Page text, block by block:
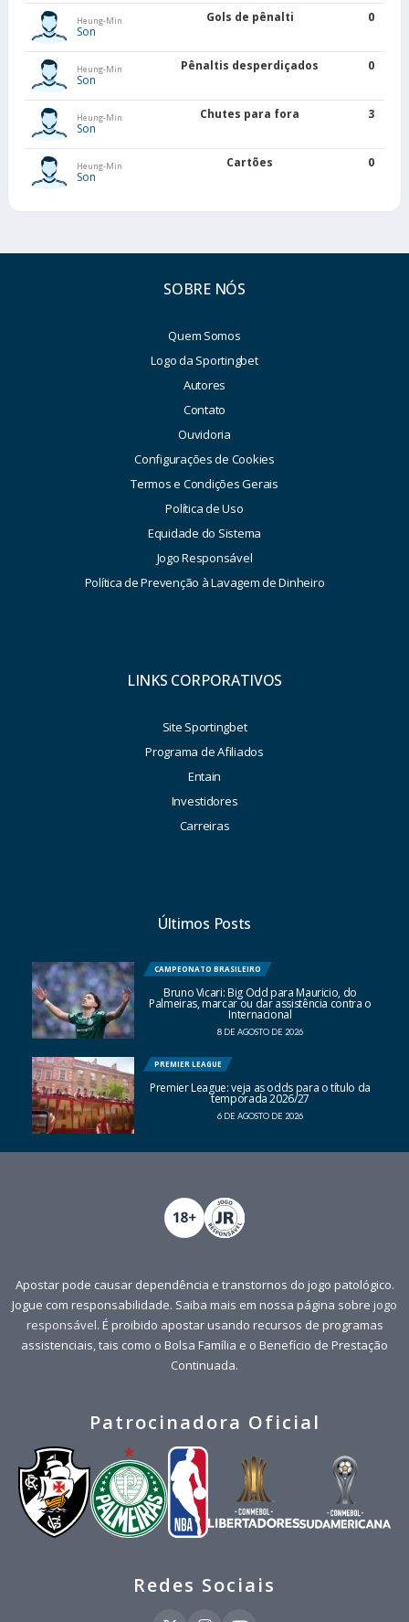
Heung-Min
Son
Gols de pênalti 0
Heung-Min
Son
Pênaltis desperdiçados 0
Heung-Min
Son
Chutes para fora 3
Heung-Min
Son
Cartões 0
SOBRE NÓS
Quem Somos
Logo da Sportingbet
Autores
Contato
Ouvidoria
Configurações de Cookies
Termos e Condições Gerais
Política de Uso
Equidade do Sistema
Jogo Responsável
Política de Prevenção à Lavagem de Dinheiro
LINKS CORPORATIVOS
Site Sportingbet
Programa de Afiliados
Entain
Investidores
Carreiras
Últimos Posts
CAMPEONATO BRASILEIRO
Bruno Vicari: Big Odd para Mauricio, do
Palmeiras, marcar ou dar assistência contra o
Internacional
8 DE AGOSTO DE 2026
PREMIER LEAGUE
Premier League: veja as odds para o título da
temporada 2026/27
6 DE AGOSTO DE 2026
Apostar pode causar dependência e transtornos do jogo patológico.
Jogue com responsabilidade. Saiba mais em nossa página sobre jogo
responsável. É proibido apostar usando recursos de programas
assistenciais, tais como o Bolsa Família e o Benefício de Prestação
Continuada.
Patrocinadora Oficial
Redes Sociais